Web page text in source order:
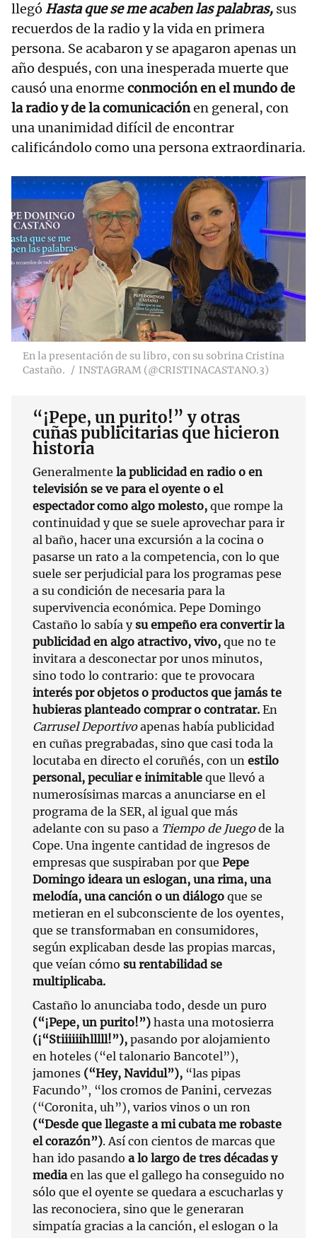
llegó Hasta que se me acaben las palabras, sus
recuerdos de la radio y la vida en primera
persona. Se acabaron y se apagaron apenas un
año después, con una inesperada muerte que
causó una enorme conmoción en el mundo de
la radio y de la comunicaciónen general, con
una unanimidad difícil de encontrar
calificándolo como una persona extraordinaria.
En la presentación de su libro, con su sobrina Cristina
Castaño.
INSTAGRAM (@CRISTINACASTANO.3)
“¡Pepe, un purito!” y otras
cuñas publicitarias que hicieron
historia
Generalmente la publicidad en radio o en
televisión se ve para el oyente o el
espectador como algo molesto, que rompe la
continuidad y que se suele aprovechar para ir
al baño, hacer una excursión a la cocina o
pasarse un rato a la competencia, con lo que
suele ser perjudicial para los programas pese
a su condición de necesaria para la
supervivencia económica. Pepe Domingo
Castaño lo sabía ysu empeño era convertir la
publicidad en algo atractivo, vivo, que no te
invitara a desconectar por unos minutos,
sino todo lo contrario: que te provocara
interés por objetos o productos que jamás te
hubieras planteado comprar o contratar. En
Carrusel Deportivoapenas había publicidad
en cuñas pregrabadas, sino que casi toda la
locutaba en directo el coruñés, con un estilo
personal, peculiar e inimitable que llevó a
numerosísimas marcas a anunciarse en el
programa de la SER, al igual que más
adelante con su paso a Tiempo de Juegode la
Cope. Una ingente cantidad de ingresos de
empresas que suspiraban por que Pepe
Domingo ideara un eslogan, una rima, una
melodía, una canción o un diálogo que se
metieran en el subconsciente de los oyentes,
que se transformaban en consumidores,
según explicaban desde las propias marcas,
que veían cómo su rentabilidad se
multiplicaba.
Castaño lo anunciaba todo, desde un puro
(“¡Pepe, un purito!”) hasta una motosierra
(¡“Stiiiiiihlllll!”), pasando por alojamiento
en hoteles (“el talonario Bancotel”),
jamones (“Hey, Navidul”), “las pipas
Facundo”, “los cromos de Panini, cervezas
(“Coronita, uh”), varios vinos o un ron
(“Desde que llegaste a mi cubata me robaste
el corazón”). Así con cientos de marcas que
han ido pasando a lo largo de tres décadas y
mediaen las que el gallego ha conseguido no
sólo que el oyente se quedara a escucharlas y
las reconociera, sino que le generaran
simpatía gracias a la canción, el eslogan o la